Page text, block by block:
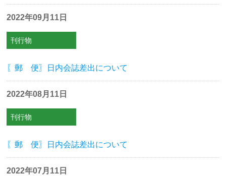
2022年09月11日
刊行物
〖郵 便〗日内会誌差出について
2022年08月11日
刊行物
〖郵 便〗日内会誌差出について
2022年07月11日